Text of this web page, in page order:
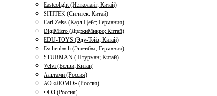
Eastcolight (Истколайт; Китай)
SITITEK (Сититек; Китай)
Carl Zeiss (Карл Цейс; Германия)
DigiMicro (ДиджиМикро; Китай)
EDU-TOYS (Эду-Тойз; Китай)
Eschenbach (Эшенбах; Германия)
STURMAN (Штурман; Китай)
Velvi (Велви; Китай)
Альтами (Россия)
АО «ЛОМО» (Россия)
ФОЗ (Россия)